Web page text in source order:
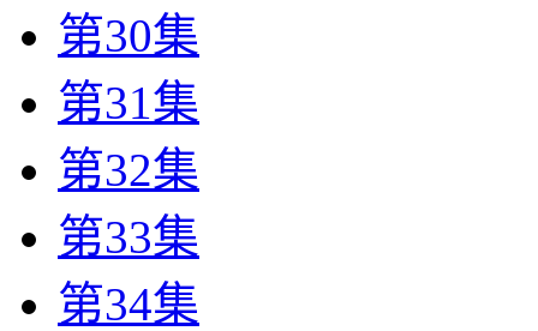
第30集
第31集
第32集
第33集
第34集